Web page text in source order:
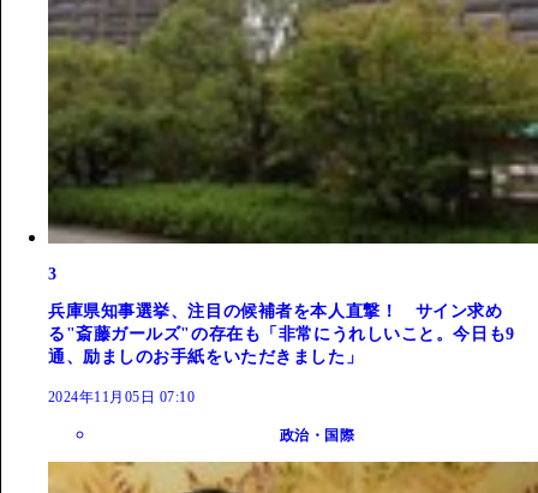
3
兵庫県知事選挙、注目の候補者を本人直撃！ サイン求め
る"斎藤ガールズ"の存在も「非常にうれしいこと。今日も9
通、励ましのお手紙をいただきました」
2024年11月05日 07:10
政治・国際